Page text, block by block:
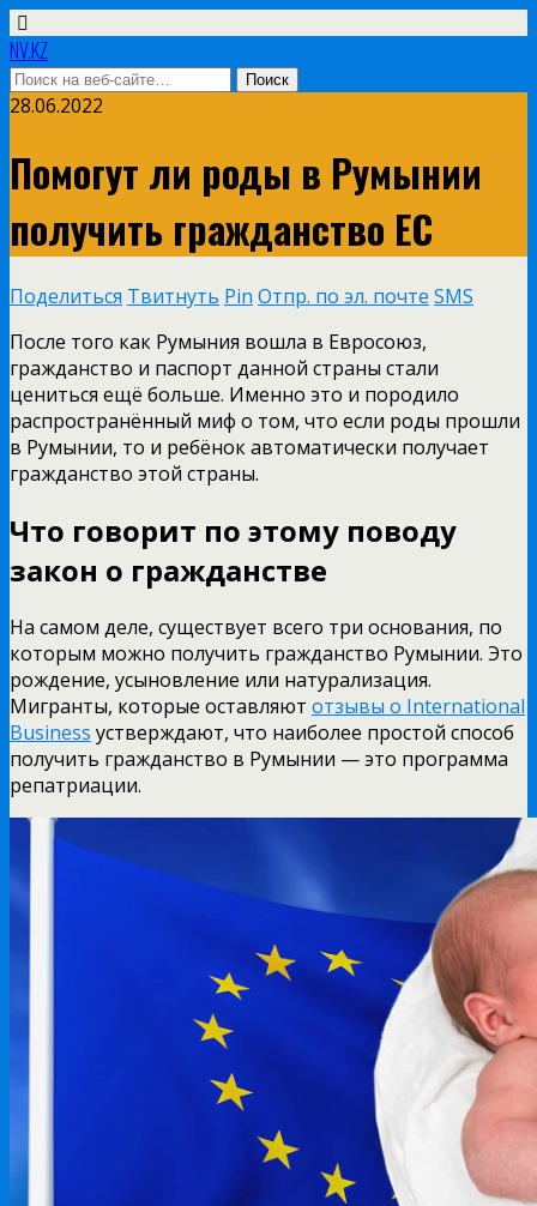
NV.KZ
28.06.2022
Помогут ли роды в Румынии
получить гражданство ЕС
Поделиться Твитнуть Pin Отпр. по эл. почте SMS
После того как Румыния вошла в Евросоюз,
гражданство и паспорт данной страны стали
цениться ещё больше. Именно это и породило
распространённый миф о том, что если роды прошли
в Румынии, то и ребёнок автоматически получает
гражданство этой страны.
Что говорит по этому поводу
закон о гражданстве
На самом деле, существует всего три основания, по
которым можно получить гражданство Румынии. Это
рождение, усыновление или натурализация.
Мигранты, которые оставляют отзывы о International
Business устверждают, что наиболее простой способ
получить гражданство в Румынии — это программа
репатриации.